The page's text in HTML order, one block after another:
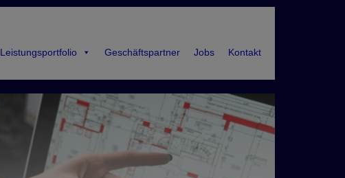
Leistungsportfolio Geschäftspartner Jobs Kontakt